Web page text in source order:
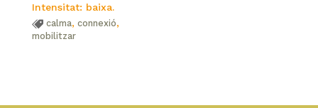
Intensitat: baixa.
calma, connexió,
mobilitzar